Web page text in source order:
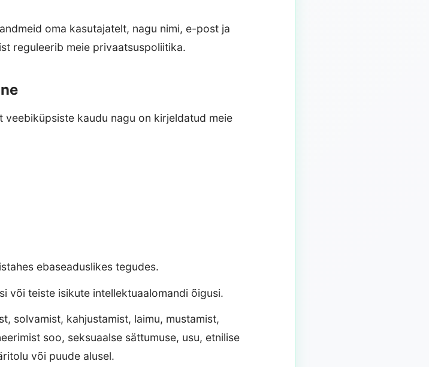
oma kasutajatelt, nagu nimi, e-post ja
reguleerib meie privaatsuspoliitika.
kaudu nagu on kirjeldatud meie
ebaseaduslikes tegudes.
või teiste isikute intellektuaalomandi õigusi.
solvamist, kahjustamist, laimu, mustamist,
soo, seksuaalse sättumuse, usu, etnilise
või puude alusel.